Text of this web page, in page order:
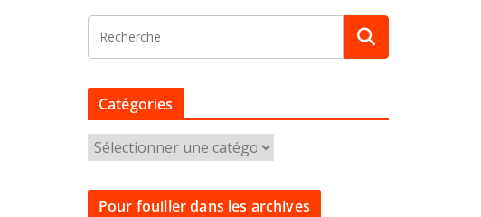
Catégories
a
t
Pour fouiller dans les archives